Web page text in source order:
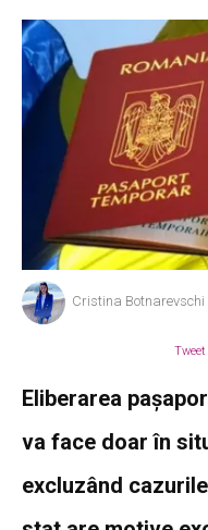
Cristina Botnarevschi
Tweet
Eliberarea
va face doar în
excluzând